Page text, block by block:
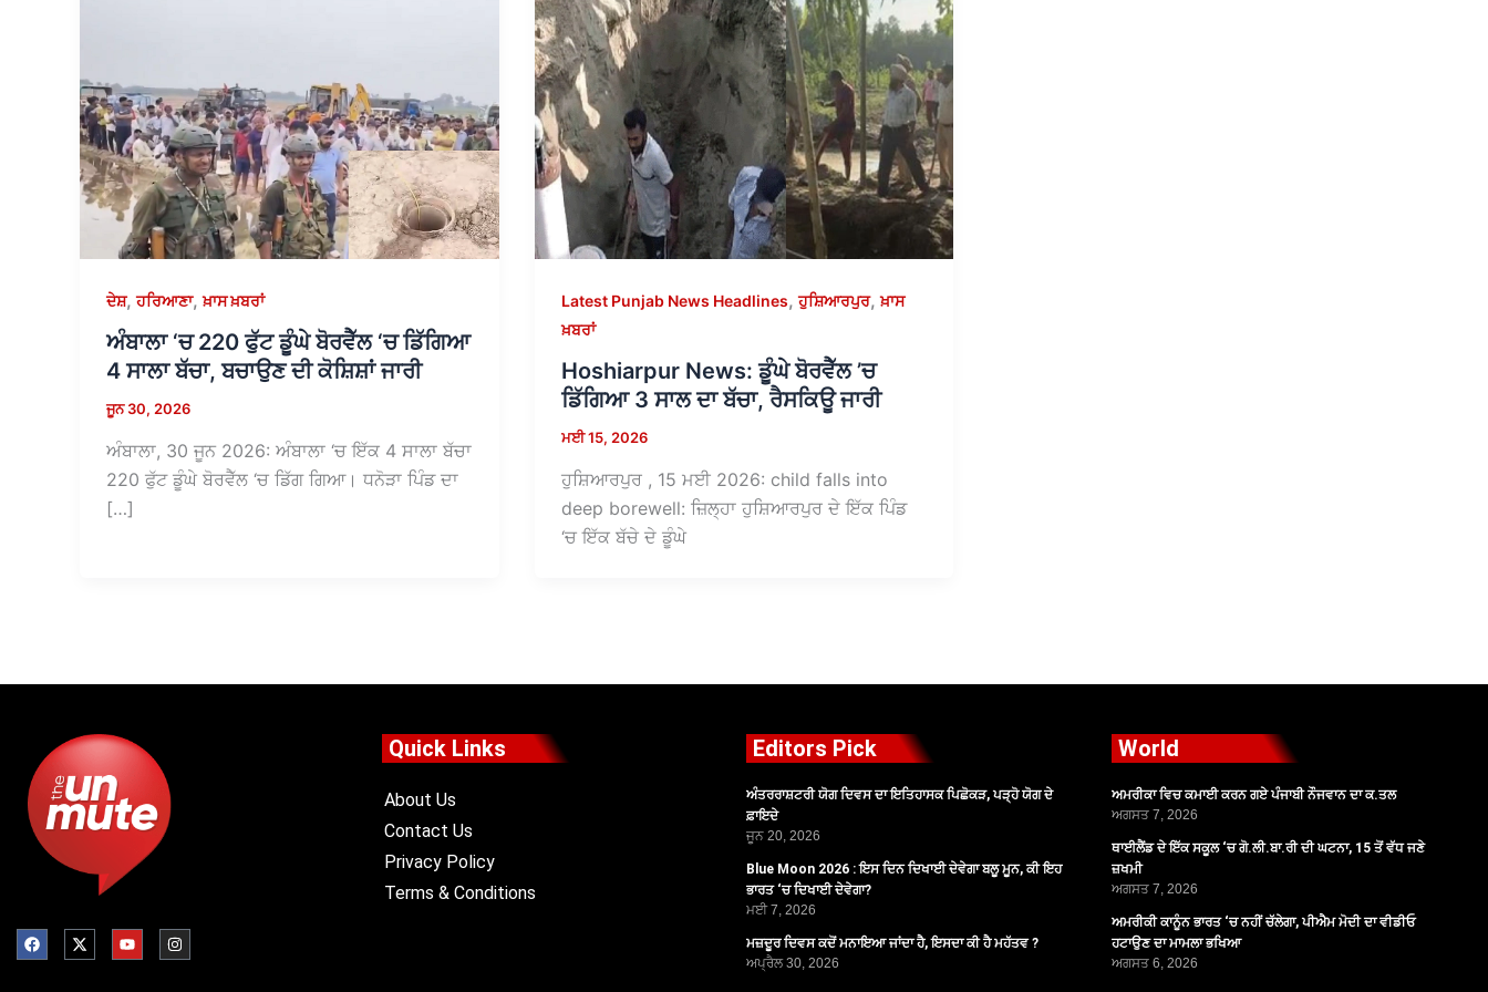
ਦੇਸ਼,ਹਰਿਆਣਾ,ਖ਼ਾਸ ਖ਼ਬਰਾਂ
ਅੰਬਾਲਾ ‘ਚ 220 ਫੁੱਟ ਡੂੰਘੇ ਬੋਰਵੈੱਲ ‘ਚ ਡਿੱਗਿਆ
4 ਸਾਲਾ ਬੱਚਾ, ਬਚਾਉਣ ਦੀ ਕੋਸ਼ਿਸ਼ਾਂ ਜਾਰੀ
ਜੂਨ 30, 2026
ਅੰਬਾਲਾ, 30 ਜੂਨ 2026: ਅੰਬਾਲਾ ‘ਚ ਇੱਕ 4 ਸਾਲਾ ਬੱਚਾ
220 ਫੁੱਟ ਡੂੰਘੇ ਬੋਰਵੈੱਲ ‘ਚ ਡਿੱਗ ਗਿਆ। ਧਨੋੜਾ ਪਿੰਡ ਦਾ
[…]
Latest Punjab News Headlines,ਹੁਸ਼ਿਆਰਪੁਰ,ਖ਼ਾਸ
ਖ਼ਬਰਾਂ
Hoshiarpur News: ਡੂੰਘੇ ਬੋਰਵੈੱਲ ’ਚ
ਡਿੱਗਿਆ 3 ਸਾਲ ਦਾ ਬੱਚਾ, ਰੈਸਕਿਊ ਜਾਰੀ
ਮਈ 15, 2026
ਹੁਸ਼ਿਆਰਪੁਰ , 15 ਮਈ 2026: child falls into
deep borewell: ਜ਼ਿਲ੍ਹਾ ਹੁਸ਼ਿਆਰਪੁਰ ਦੇ ਇੱਕ ਪਿੰਡ
‘ਚ ਇੱਕ ਬੱਚੇ ਦੇ ਡੂੰਘੇ
a
c
-
t
o
u
n
s
Quick Links
About Us
Contact Us
Privacy Policy
Terms & Conditions
Editors Pick
ਅੰਤਰਰਾਸ਼ਟਰੀ ਯੋਗ ਦਿਵਸ ਦਾ ਇਤਿਹਾਸਕ ਪਿਛੋਕੜ, ਪੜ੍ਹੋ ਯੋਗ ਦੇ
ਫ਼ਾਇਦੇ
ਜੂਨ 20, 2026
Blue Moon 2026 : ਇਸ ਦਿਨ ਦਿਖਾਈ ਦੇਵੇਗਾ ਬਲੂ ਮੂਨ, ਕੀ ਇਹ
ਭਾਰਤ ‘ਚ ਦਿਖਾਈ ਦੇਵੇਗਾ?
ਮਈ 7, 2026
ਮਜ਼ਦੂਰ ਦਿਵਸ ਕਦੋਂ ਮਨਾਇਆ ਜਾਂਦਾ ਹੈ, ਇਸਦਾ ਕੀ ਹੈ ਮਹੱਤਵ ?
ਅਪ੍ਰੈਲ 30, 2026
World
ਅਮਰੀਕਾ ਵਿਚ ਕਮਾਈ ਕਰਨ ਗਏ ਪੰਜਾਬੀ ਨੌਜਵਾਨ ਦਾ ਕ.ਤਲ
ਅਗਸਤ 7, 2026
ਥਾਈਲੈਂਡ ਦੇ ਇੱਕ ਸਕੂਲ ‘ਚ ਗੋ.ਲੀ.ਬਾ.ਰੀ ਦੀ ਘਟਨਾ, 15 ਤੋਂ ਵੱਧ ਜਣੇ
ਜ਼ਖਮੀ
ਅਗਸਤ 7, 2026
ਅਮਰੀਕੀ ਕਾਨੂੰਨ ਭਾਰਤ ‘ਚ ਨਹੀਂ ਚੱਲੇਗਾ, ਪੀਐਮ ਮੋਦੀ ਦਾ ਵੀਡੀਓ
ਹਟਾਉਣ ਦਾ ਮਾਮਲਾ ਭਖਿਆ
ਅਗਸਤ 6, 2026